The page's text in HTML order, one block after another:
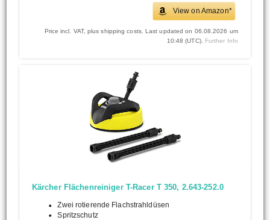
View on Amazon*
Price incl. VAT, plus shipping costs. Last updated on 06.08.2026 um
10:48 (UTC). Further Info
Kärcher Flächenreiniger T-Racer T 350, 2.643-252.0
Zwei rotierende Flachstrahldüsen
Spritzschutz